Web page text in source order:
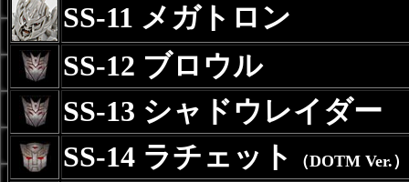
SS-11 メガトロン
SS-12 ブロウル
SS-13 シャドウレイダー
SS-14 ラチェット
（DOTM Ver.）